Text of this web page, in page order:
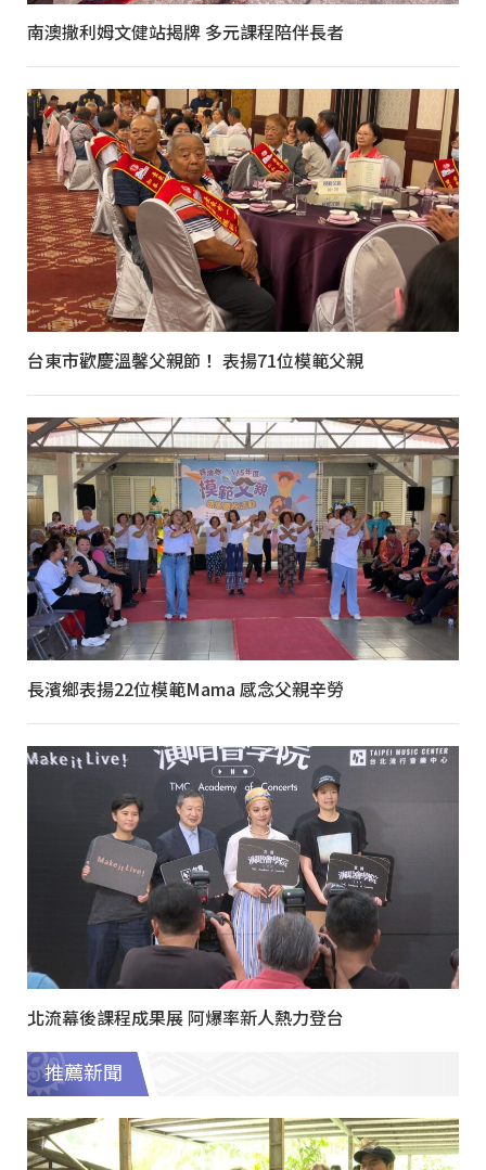
南澳撒利姆文健站揭牌 多元課程陪伴長者
台東市歡慶溫馨父親節！ 表揚71位模範父親
長濱鄉表揚22位模範Mama 感念父親辛勞
北流幕後課程成果展 阿爆率新人熱力登台
推薦新聞